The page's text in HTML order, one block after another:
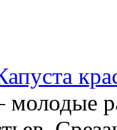
молодые